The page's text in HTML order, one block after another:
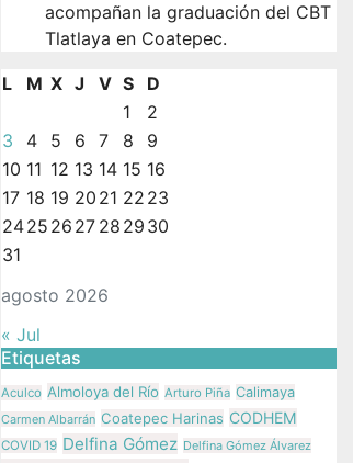
acompañan la graduación del CBT
Tlatlaya en Coatepec.
agosto 2026
L M X J V S
D
1
2
3
4 5 6 7 8
9
10 11 12 13 14 15 16
17 18 19 20 21 22 23
2425 26 27 28 29 30
31
« Jul
Etiquetas
Aculco Almoloya del Río Arturo Piña Calimaya
Carmen Albarrán Coatepec Harinas CODHEM
COVID 19 Delfina Gómez Delfina Gómez Álvarez